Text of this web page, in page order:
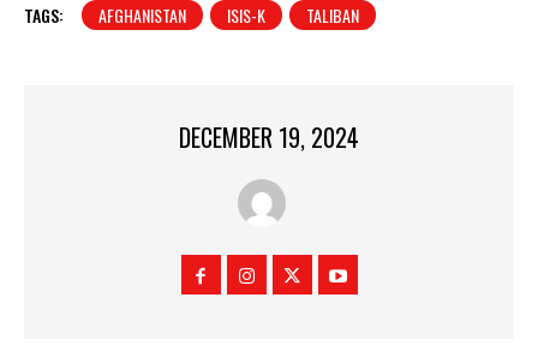
TAGS: AFGHANISTAN ISIS-K TALIBAN
DECEMBER 19, 2024